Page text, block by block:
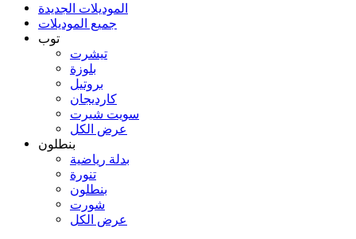
الموديلات الجديدة
جميع الموديلات
توب
تيشرت
بلوزة
بروتيل
كارديجان
سويت شيرت
عرض الكل
بنطلون
بدلة رياضية
تنورة
بنطلون
شورت
عرض الكل